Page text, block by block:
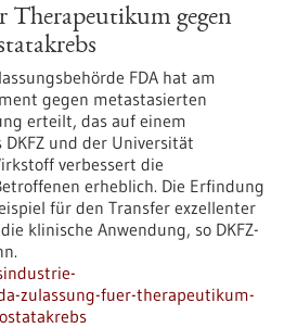
Therapeutikum gegen
FDA hat am
gegen metastasierten
erteilt, das auf einem
und der Universität
verbessert die
erheblich. Die Erfindung
für den Transfer exzellenter
klinische Anwendung, so DKFZ-
zulassung-fuer-therapeutikum-